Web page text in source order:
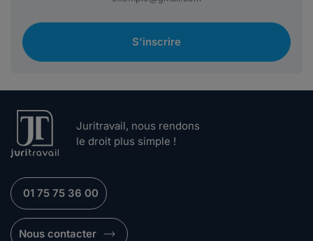
S'inscrire
Juritravail, nous rendons
le droit plus simple !
01 75 75 36 00
Nous contacter